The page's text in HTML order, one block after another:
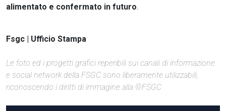
alimentato e confermato in futuro.
Fsgc | Ufficio Stampa
Le foto ed i progetti grafici reperibili sui canali di informazione
e social network della FSGC sono liberamente utilizzabili,
riconoscendo i diritti di immagine alla ©FSGC